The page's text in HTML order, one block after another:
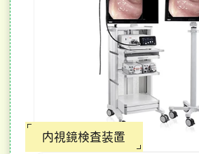
内視鏡検査装置